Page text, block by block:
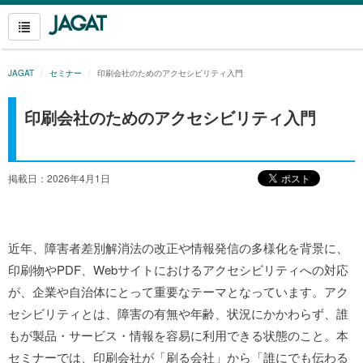
JAGAT セミナー 印刷会社のためのアクセシビリティ入門
印刷会社のためのアクセシビリティ入門
掲載日：2026年4月1日
近年、障害者差別解消法の改正や情報発信の多様化を背景に、
印刷物やPDF、Webサイトにおけるアクセシビリティへの対応
が、企業や自治体にとって重要なテーマとなっています。アク
セシビリティとは、障害の有無や年齢、状況にかかわらず、誰
もが製品・サービス・情報を容易に利用できる状態のこと。本
セミナーでは、印刷会社が「刷る会社」から「誰にでも伝わる